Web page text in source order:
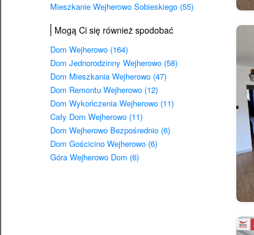
Mieszkanie Wejherowo Sobieskiego (55)
Mogą Ci się również spodobać
Dom Wejherowo (164)
Dom Jednorodzinny Wejherowo (58)
Dom Mieszkania Wejherowo (47)
Dom Remontu Wejherowo (12)
Dom Wykończenia Wejherowo (11)
Cały Dom Wejherowo (11)
Dom Wejherowo Bezpośrednio (6)
Dom Gościcino Wejherowo (6)
Góra Wejherowo Dom (6)